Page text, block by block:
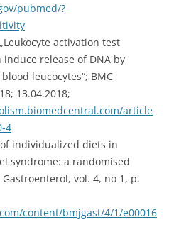
pubmed/?
activation test
release of DNA by
leucocytes“; BMC
13.04.2018;
article
4
of individualized diets in
syndrome: a randomised
vol. 4, no 1, p.
content/bmjgast/4/1/e00016